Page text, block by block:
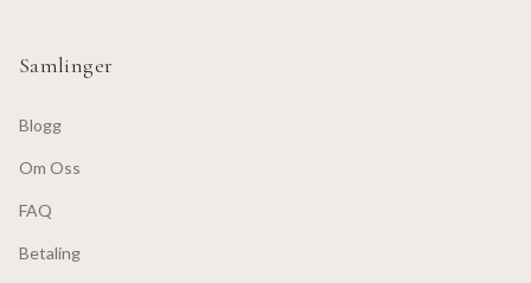
Samlinger
Blogg
Om Oss
FAQ
Betaling